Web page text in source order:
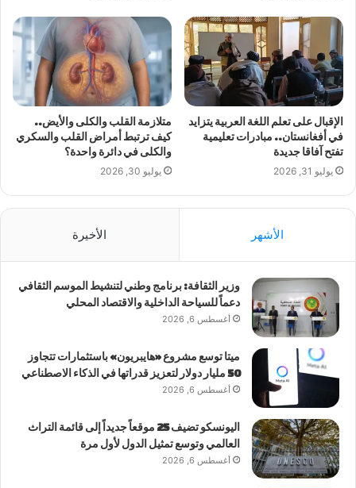
الإقبال على تعلم اللغة العربية يتزايد
في أفغانستان.. مبادرات تعليمية
تفتح آفاقا جديدة
يوليو 31, 2026
متلازمة القلب والكلى والأيض..
كيف ترتبط أمراض القلب والسكري
والكلى في دائرة واحدة؟
يوليو 30, 2026
الأشهر الأخيرة
وزير الثقافة: برنامج وطني لتنشيط الموسم الثقافي
دعماً للسياحة الداخلية والاقتصاد المحلي
أغسطس 6, 2026
ميتا توسع مشروع «هايبريون» باستثمارات تتجاوز
50 مليار دولار لتعزيز قدراتها في الذكاء الاصطناعي
أغسطس 6, 2026
اليونسكو تضيف 25 موقعاً جديداً إلى قائمة التراث
العالمي وتوسع تمثيل الدول لأول مرة
أغسطس 6, 2026